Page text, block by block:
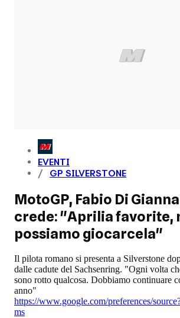
EVENTI
GP SILVERSTONE
MotoGP, Fabio Di
crede: "Aprilia favorite,
possiamo giocarcela"
Il pilota romano si presenta a Silverstone
dalle cadute del Sachsenring. "Ogni volta
sono rotto qualcosa. Dobbiamo continuare
anno"
https://www.google.com/preferences/
ms